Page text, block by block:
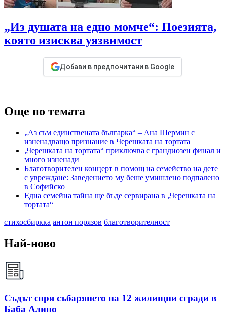
„Из душата на едно момче“: Поезията,
която изисква уязвимост
Добави в предпочитани в Google
Още по темата
„Аз съм единствената българка“ – Ана Шермин с
изненадващо признание в Черешката на тортата
„Черешката на тортата“ приключва с грандиозен финал и
много изненади
Благотворителен концерт в помощ на семейство на дете
с увреждане: Заведението му беше умишлено подпалено
в Софийско
Една семейна тайна ще бъде сервирана в „Черешката на
тортата“
стихосбиркка антон порязов благотворителност
Най-ново
Съдът спря събарянето на 12 жилищни сгради в
Баба Алино